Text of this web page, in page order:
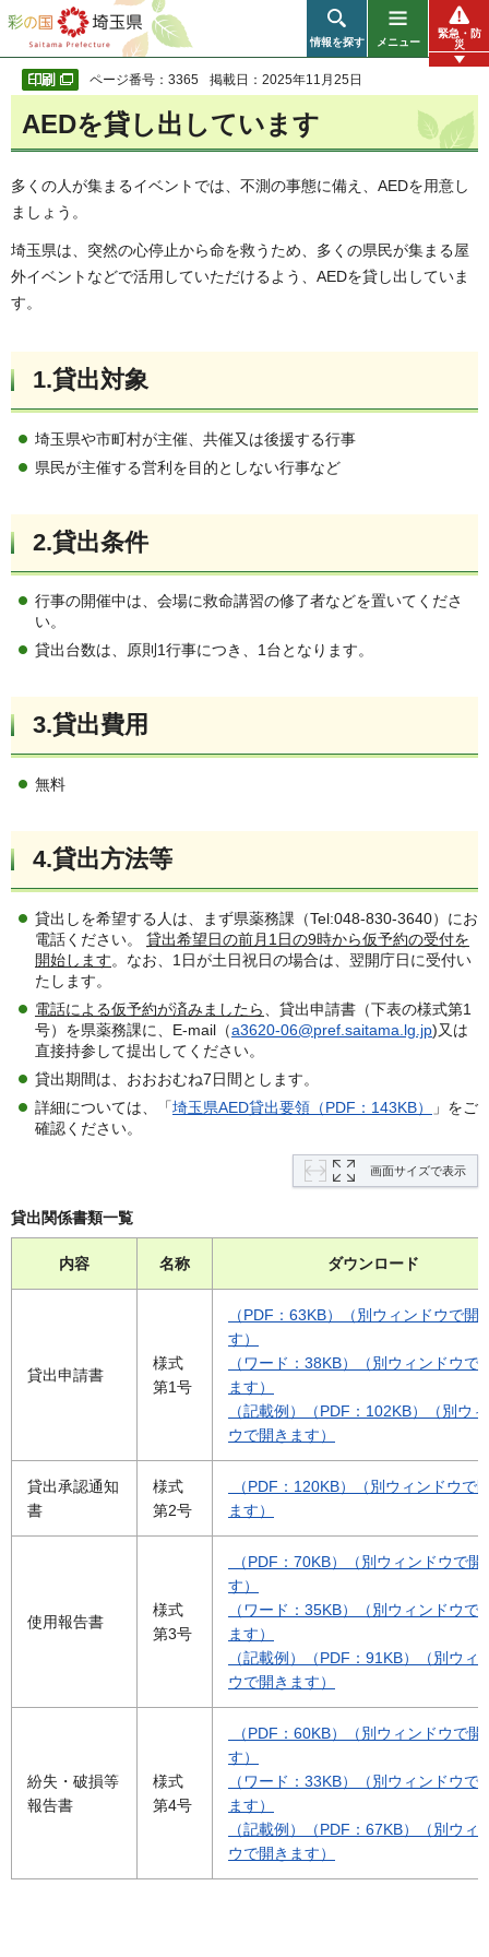
彩の国 埼玉県
情報を探す メニュー
緊急・防
災
ページ番号：3365 掲載日：2025年11月25日
AEDを貸し出しています
多くの人が集まるイベントでは、不測の事態に備え、AEDを用意し
ましょう。
埼玉県は、突然の心停止から命を救うため、多くの県民が集まる屋
外イベントなどで活用していただけるよう、AEDを貸し出していま
す。
1.貸出対象
埼玉県や市町村が主催、共催又は後援する行事
県民が主催する営利を目的としない行事など
2.貸出条件
行事の開催中は、会場に救命講習の修了者などを置いてくださ
い。
貸出台数は、原則1行事につき、1台となります。
3.貸出費用
無料
4.貸出方法等
貸出しを希望する人は、まず県薬務課（Tel:048-830-3640）にお
電話ください。 貸出希望日の前月1日の9時から仮予約の受付を
開始します。なお、1日が土日祝日の場合は、翌開庁日に受付い
たします。
電話による仮予約が済みましたら
、貸出申請書（下表の様式第1
号）を県薬務課に、E-mail（a3620-06@pref.saitama.lg.jp)又は
直接持参して提出してください。
貸出期間は、おおおむね7日間とします。
詳細については、「埼玉県AED貸出要領（PDF：143KB）
」をご
確認ください。
画面サイズで表示
貸出関係書類一覧
内容 名称 ダウンロード
貸出申請書
様式
第1号
（PDF：63KB）（別ウィンドウで開
す）
（ワード：38KB）（別ウィンドウで
ます）
（記載例）（PDF：102KB）（別ウ
ウで開きます）
貸出承認通知
書
様式
第2号
（PDF：120KB）（別ウィンドウで
ます）
使用報告書
様式
第3号
（PDF：70KB）（別ウィンドウで開
す）
（ワード：35KB）（別ウィンドウで
ます）
（記載例）（PDF：91KB）（別ウィ
ウで開きます）
紛失・破損等
報告書
様式
第4号
（PDF：60KB）（別ウィンドウで開
す）
（ワード：33KB）（別ウィンドウで
ます）
（記載例）（PDF：67KB）（別ウィ
ウで開きます）